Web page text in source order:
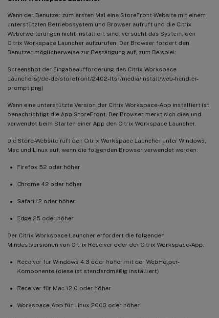
Wenn der Benutzer zum ersten Mal eine StoreFront-Website mit einem
unterstützten Betriebssystem und Browser aufruft und die Citrix
Weberweiterungen nicht installiert sind, versucht das System, den
Citrix Workspace Launcher aufzurufen. Der Browser fordert den
Benutzer möglicherweise zur Bestätigung auf, zum Beispiel:
Screenshot der Eingabeaufforderung des Citrix Workspace
Launchers(/de-de/storefront/2402-ltsr/media/install/web-handler-
prompt.png)
Wenn eine unterstützte Version der Citrix Workspace-App installiert ist,
benachrichtigt die App StoreFront. Der Browser merkt sich dies und
verwendet beim Starten einer App den Citrix Workspace Launcher.
Die Store-Website ruft den Citrix Workspace Launcher unter Windows,
Mac und Linux auf, wenn die folgenden Browser verwendet werden:
Firefox 52 oder höher
Chrome 42 oder höher
Safari 12 oder höher
Edge 25 oder höher
Der Citrix Workspace Launcher erfordert die folgenden
Mindestversionen von Citrix Receiver oder der Citrix Workspace-App.
Receiver für Windows 4.3 oder höher mit der WebHelper-
Komponente (diese ist standardmäßig installiert)
Receiver für Mac 12.0 oder höher
Workspace-App für Linux 2003 oder höher